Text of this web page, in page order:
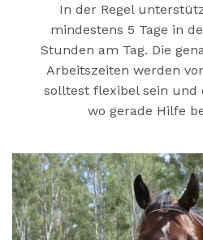
In der Regel
mindestens 5 Tage in
Stunden am Tag. Die
Arbeitszeiten werden
solltest flexibel sein und
wo gerade Hilfe